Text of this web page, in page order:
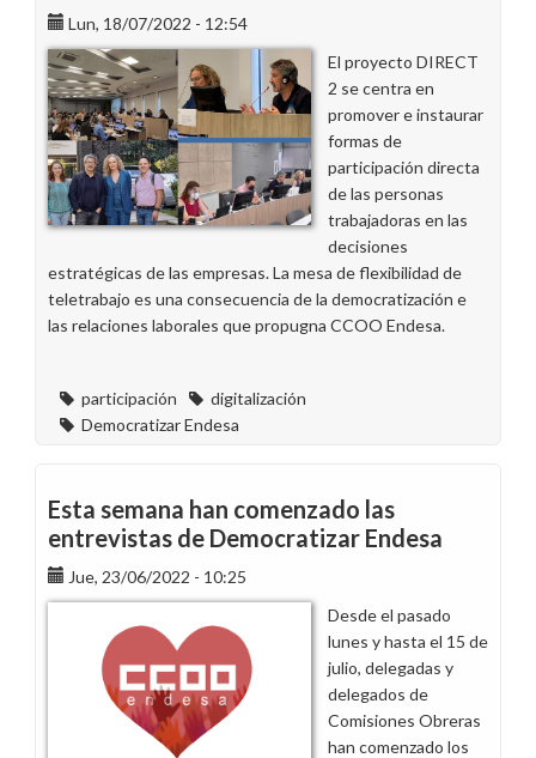
CCOO
Endesa
Madrid
Lun, 18/07/2022 - 12:54
El proyecto DIRECT
2 se centra en
promover e instaurar
formas de
participación directa
de las personas
trabajadoras en las
decisiones
estratégicas de las empresas. La mesa de flexibilidad de
teletrabajo es una consecuencia de la democratización e
las relaciones laborales que propugna CCOO Endesa.
participación
digitalización
Democratizar Endesa
Esta semana han comenzado las
entrevistas de Democratizar Endesa
Jue, 23/06/2022 - 10:25
Desde el pasado
lunes y hasta el 15 de
julio, delegadas y
delegados de
Comisiones Obreras
han comenzado los